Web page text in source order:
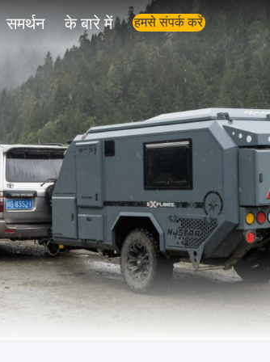
समर्थन के बारे में हमसे संपर्क करें